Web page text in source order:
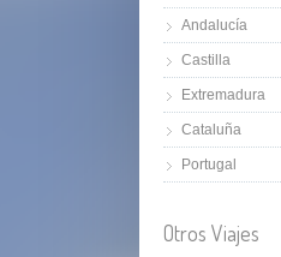
Andalucía
Castilla
Extremadura
Cataluña
Portugal
Otros Viajes